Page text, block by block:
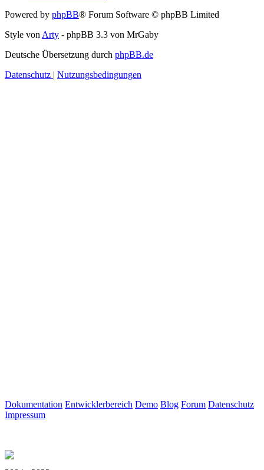
Powered by phpBB® Forum Software © phpBB Limited
Style von Arty - phpBB 3.3 von MrGaby
Deutsche Übersetzung durch phpBB.de
Datenschutz | Nutzungsbedingungen
Dokumentation Entwicklerbereich Demo Blog Forum Datenschutz
Impressum